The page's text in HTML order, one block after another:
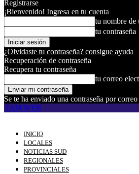
Registrarse
¡Bienvenido! Ingresa en tu cuenta
tu nombre de
tu contraseña
¿Olvidaste tu contraseña? consigue ayuda
Recuperación de contraseña
Recupera tu contraseña
tu correo
Se te ha enviado una contraseña por
JAM WEB
INICIO
LOCALES
NOTICIAS SUD
REGIONALES
PROVINCIALES